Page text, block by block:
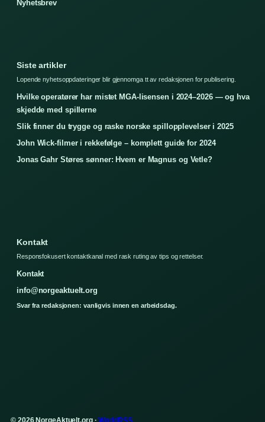
Nyhetsbrev
Siste artikler
Lopende nyhetsoppdateringer blir gjennomga tt av redaksjonen for publisering.
Hvilke operatører har mistet MGA-lisensen i 2024–2026 — og hva
skjedde med spillerne
Slik finner du trygge og raske norske spillopplevelser i 2025
John Wick-filmer i rekkefølge – komplett guide for 2024
Jonas Gahr Støres sønner: Hvem er Magnus og Vetle?
Kontakt
Responsfokusert kontaktkanal med rask ruting av tips og rettelser.
Kontakt
info@norgeaktuelt.org
Svar fra redaksjonen: vanligvis innen en arbeidsdag.
© 2026 NorgeAktuelt.org ·WorldRSS